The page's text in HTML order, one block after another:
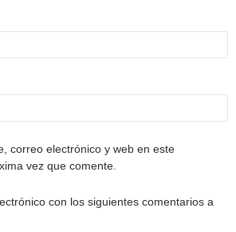
correo electrónico y web en este
vez que comente.
con los siguientes comentarios a